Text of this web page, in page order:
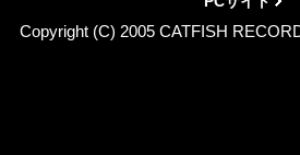
Copyright (C) 2005 CATFISH